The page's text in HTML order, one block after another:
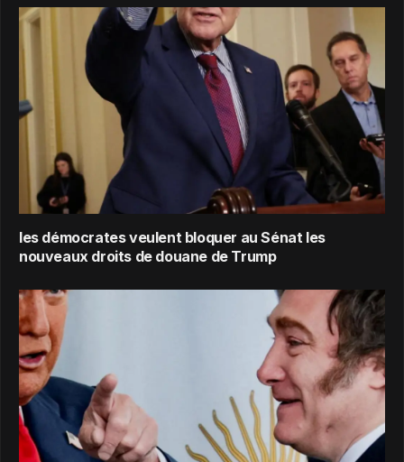
les démocrates veulent bloquer au Sénat les
nouveaux droits de douane de Trump